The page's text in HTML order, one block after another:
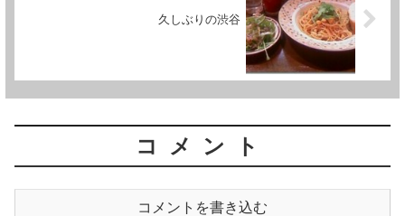
久しぶりの渋谷
コメント
コメントを書き込む